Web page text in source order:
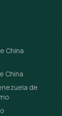
China
China
de